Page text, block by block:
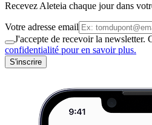
Recevez Aleteia chaque jour dans
Votre adresse email
J'accepte de recevoir la newsletter.
confidentialité pour en savoir plus.
S'inscrire